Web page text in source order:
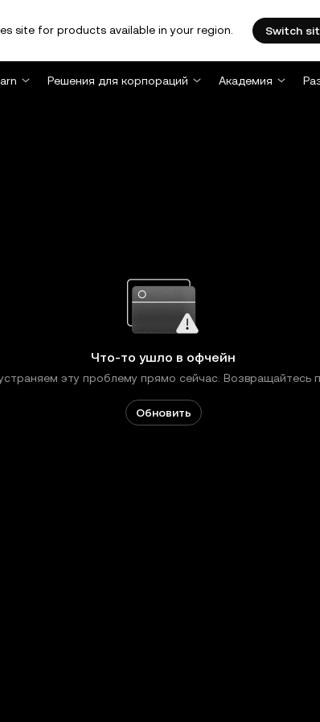
site for products available in your region. Switch
Решения для корпораций Академия
Что-то ушло в офчейн
эту проблему прямо сейчас. Возвращайтесь
Обновить